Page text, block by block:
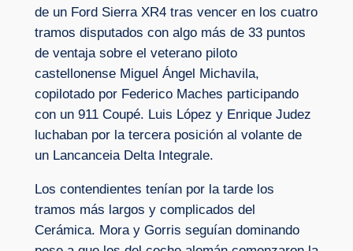
de un Ford Sierra XR4 tras vencer en los cuatro
tramos disputados con algo más de 33 puntos
de ventaja sobre el veterano piloto
castellonense Miguel Ángel Michavila,
copilotado por Federico Maches participando
con un 911 Coupé. Luis López y Enrique Judez
luchaban por la tercera posición al volante de
un Lancanceia Delta Integrale.
Los contendientes tenían por la tarde los
tramos más largos y complicados del
Cerámica. Mora y Gorris seguían dominando